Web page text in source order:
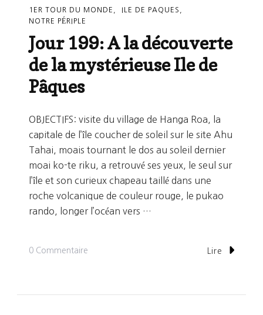
1ER TOUR DU MONDE
ILE DE PAQUES
NOTRE PÉRIPLE
Jour 199: A la découverte
de la mystérieuse Ile de
Pâques
OBJECTIFS: visite du village de Hanga Roa, la
capitale de l’île coucher de soleil sur le site Ahu
Tahai, moais tournant le dos au soleil dernier
moai ko-te riku, a retrouvé ses yeux, le seul sur
l’île et son curieux chapeau taillé dans une
roche volcanique de couleur rouge, le pukao
rando, longer l’océan vers …
0 Commentaire Lire